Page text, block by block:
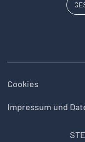
Cookies
Impressum und